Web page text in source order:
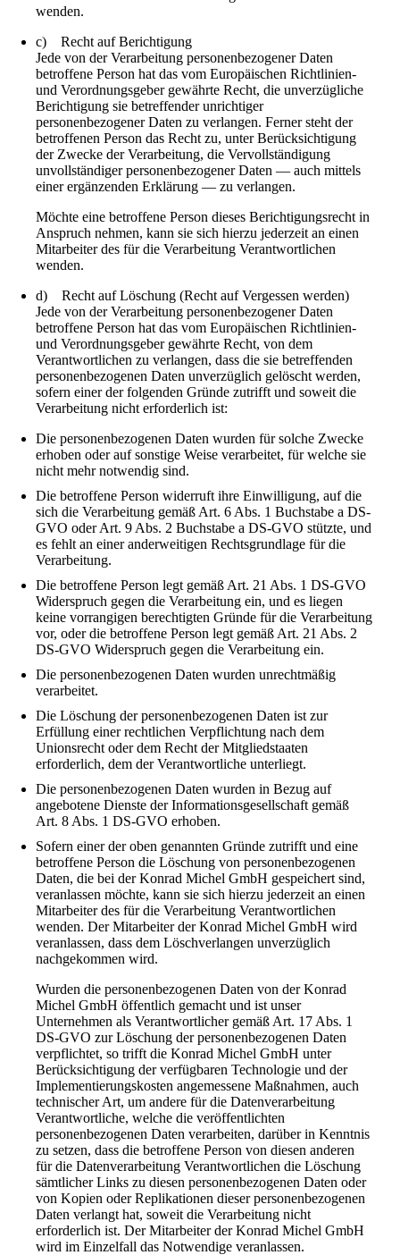
wenden.
c) Recht auf Berichtigung
Jede von der Verarbeitung personenbezogener Daten
betroffene Person hat das vom Europäischen Richtlinien-
und Verordnungsgeber gewährte Recht, die unverzügliche
Berichtigung sie betreffender unrichtiger
personenbezogener Daten zu verlangen. Ferner steht der
betroffenen Person das Recht zu, unter Berücksichtigung
der Zwecke der Verarbeitung, die Vervollständigung
unvollständiger personenbezogener Daten — auch mittels
einer ergänzenden Erklärung — zu verlangen.
Möchte eine betroffene Person dieses Berichtigungsrecht in
Anspruch nehmen, kann sie sich hierzu jederzeit an einen
Mitarbeiter des für die Verarbeitung Verantwortlichen
wenden.
d) Recht auf Löschung (Recht auf Vergessen werden)
Jede von der Verarbeitung personenbezogener Daten
betroffene Person hat das vom Europäischen Richtlinien-
und Verordnungsgeber gewährte Recht, von dem
Verantwortlichen zu verlangen, dass die sie betreffenden
personenbezogenen Daten unverzüglich gelöscht werden,
sofern einer der folgenden Gründe zutrifft und soweit die
Verarbeitung nicht erforderlich ist:
Die personenbezogenen Daten wurden für solche Zwecke
erhoben oder auf sonstige Weise verarbeitet, für welche sie
nicht mehr notwendig sind.
Die betroffene Person widerruft ihre Einwilligung, auf die
sich die Verarbeitung gemäß Art. 6 Abs. 1 Buchstabe a DS-
GVO oder Art. 9 Abs. 2 Buchstabe a DS-GVO stützte, und
es fehlt an einer anderweitigen Rechtsgrundlage für die
Verarbeitung.
Die betroffene Person legt gemäß Art. 21 Abs. 1 DS-GVO
Widerspruch gegen die Verarbeitung ein, und es liegen
keine vorrangigen berechtigten Gründe für die Verarbeitung
vor, oder die betroffene Person legt gemäß Art. 21 Abs. 2
DS-GVO Widerspruch gegen die Verarbeitung ein.
Die personenbezogenen Daten wurden unrechtmäßig
verarbeitet.
Die Löschung der personenbezogenen Daten ist zur
Erfüllung einer rechtlichen Verpflichtung nach dem
Unionsrecht oder dem Recht der Mitgliedstaaten
erforderlich, dem der Verantwortliche unterliegt.
Die personenbezogenen Daten wurden in Bezug auf
angebotene Dienste der Informationsgesellschaft gemäß
Art. 8 Abs. 1 DS-GVO erhoben.
Sofern einer der oben genannten Gründe zutrifft und eine
betroffene Person die Löschung von personenbezogenen
Daten, die bei der Konrad Michel GmbH gespeichert sind,
veranlassen möchte, kann sie sich hierzu jederzeit an einen
Mitarbeiter des für die Verarbeitung Verantwortlichen
wenden. Der Mitarbeiter der Konrad Michel GmbH wird
veranlassen, dass dem Löschverlangen unverzüglich
nachgekommen wird.
Wurden die personenbezogenen Daten von der Konrad
Michel GmbH öffentlich gemacht und ist unser
Unternehmen als Verantwortlicher gemäß Art. 17 Abs. 1
DS-GVO zur Löschung der personenbezogenen Daten
verpflichtet, so trifft die Konrad Michel GmbH unter
Berücksichtigung der verfügbaren Technologie und der
Implementierungskosten angemessene Maßnahmen, auch
technischer Art, um andere für die Datenverarbeitung
Verantwortliche, welche die veröffentlichten
personenbezogenen Daten verarbeiten, darüber in Kenntnis
zu setzen, dass die betroffene Person von diesen anderen
für die Datenverarbeitung Verantwortlichen die Löschung
sämtlicher Links zu diesen personenbezogenen Daten oder
von Kopien oder Replikationen dieser personenbezogenen
Daten verlangt hat, soweit die Verarbeitung nicht
erforderlich ist. Der Mitarbeiter der Konrad Michel GmbH
wird im Einzelfall das Notwendige veranlassen.